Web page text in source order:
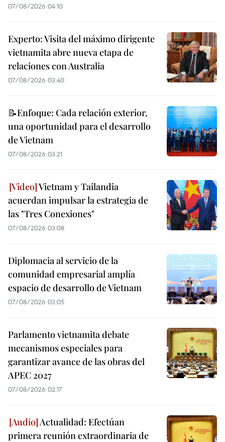
07/08/2026 04:10
Experto: Visita del máximo dirigente
vietnamita abre nueva etapa de
relaciones con Australia
07/08/2026 03:40
📝Enfoque: Cada relación exterior,
una oportunidad para el desarrollo
de Vietnam
07/08/2026 03:21
Vietnam y Tailandia
acuerdan impulsar la estrategia de
las "Tres Conexiones"
07/08/2026 03:08
Diplomacia al servicio de la
comunidad empresarial amplía
espacio de desarrollo de Vietnam
07/08/2026 03:05
Parlamento vietnamita debate
mecanismos especiales para
garantizar avance de las obras del
APEC 2027
07/08/2026 02:17
Actualidad: Efectúan
primera reunión extraordinaria de